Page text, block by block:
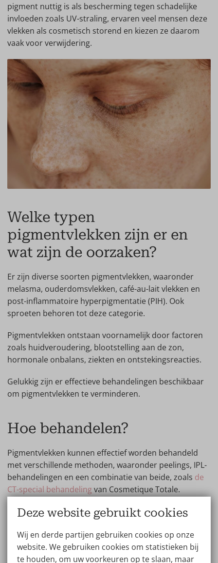
pigment nuttig is als bescherming tegen schadelijke
invloeden zoals UV-straling, ervaren veel mensen deze
vlekken als cosmetisch storend en kiezen ze daarom
vaak voor verwijdering.
Welke typen
pigmentvlekken zijn er en
wat zijn de oorzaken?
Er zijn diverse soorten pigmentvlekken, waaronder
melasma, ouderdomsvlekken, café-au-lait vlekken en
post-inflammatoire hyperpigmentatie (PIH). Ook
sproeten behoren tot deze categorie.
Pigmentvlekken ontstaan voornamelijk door factoren
zoals huidveroudering, blootstelling aan de zon,
hormonale onbalans, ziekten en ontstekingsreacties.
Gelukkig zijn er effectieve behandelingen beschikbaar
om pigmentvlekken te verminderen.
Hoe behandelen?
Pigmentvlekken kunnen effectief worden behandeld
met verschillende methoden, waaronder peelings, IPL-
behandelingen en een combinatie van beide, zoals de
CT-special behandelingvan Cosmetique Totale.
vernieuwen en kunnen pigmentvlekken vervagen door
richten zich specifiek op het pigment in de huid en
kunnen donkere vlekken verminderen. De CT-special
Deze website gebruikt cookies
Wij en derde partijen gebruiken cookies op onze
website. We gebruiken cookies om statistieken bij
te houden, om uw voorkeuren op te slaan, maar